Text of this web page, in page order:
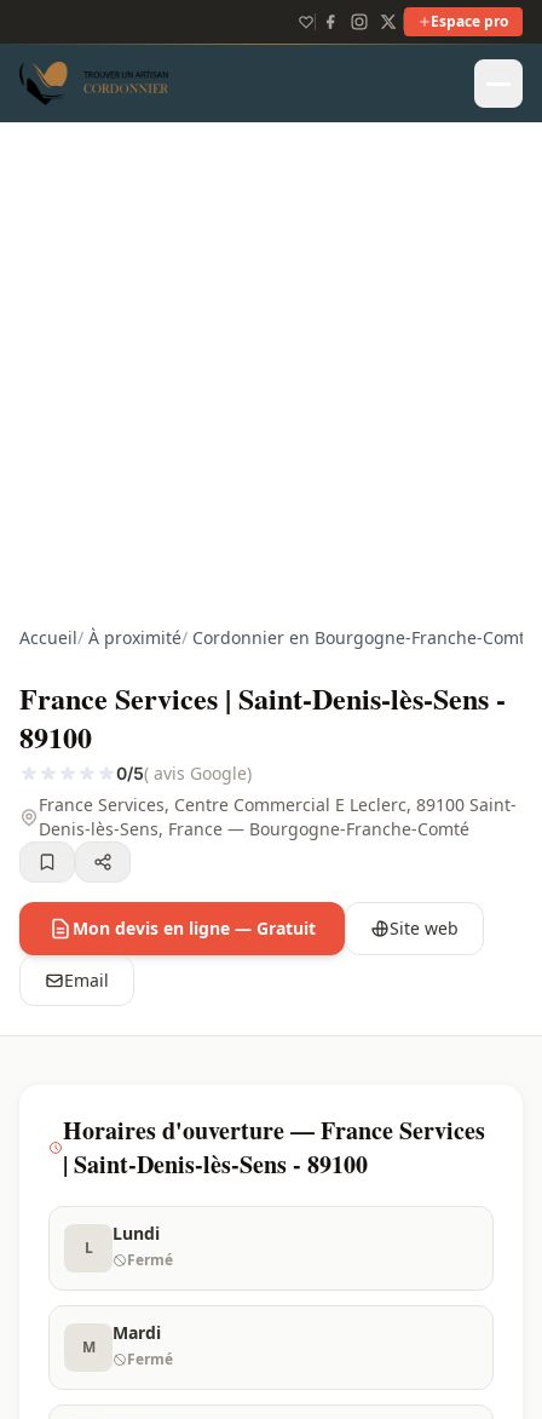
Espace pro
Accueil/ À proximité/ Cordonnier en Bourgogne-Franche-Comté
France Services | Saint-Denis-lès-Sens -
89100
0/5( avis Google)
France Services, Centre Commercial E Leclerc, 89100 Saint-
Denis-lès-Sens, France — Bourgogne-Franche-Comté
Mon devis en ligne — Gratuit Site web
Email
Horaires d'ouverture — France Services
| Saint-Denis-lès-Sens - 89100
L
Lundi
Fermé
M
Mardi
Fermé